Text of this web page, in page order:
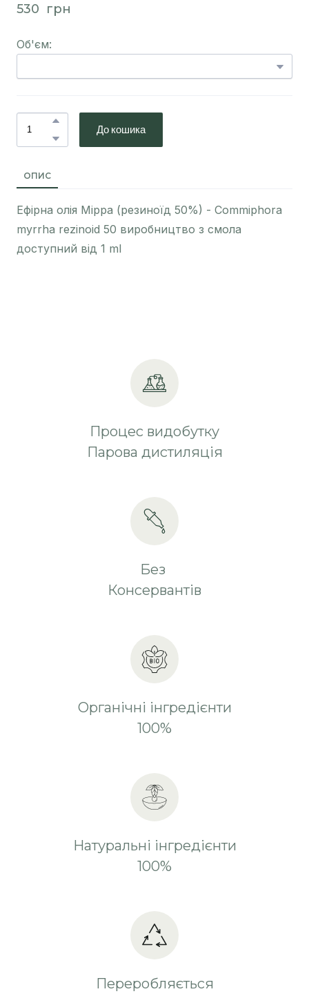
530  грн
Об'єм:
До кошика
ОПИС
Ефірна олія Мірра (резиноїд 50%) - Commiphora
myrrha rezinoid 50 виробництво з смола
доступний від 1 ml
Процес видобутку
Парова дистиляція
Без
Консервантів
Органічні інгредієнти
100%
Натуральні інгредієнти
100%
Переробляється